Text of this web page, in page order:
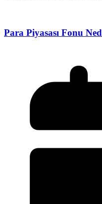
Para Piyasası Fonu